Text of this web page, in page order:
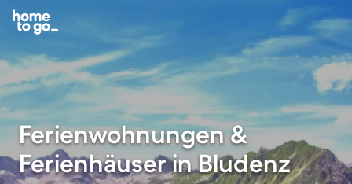
Ferienwohnungen &
Ferienhäuser in Bludenz